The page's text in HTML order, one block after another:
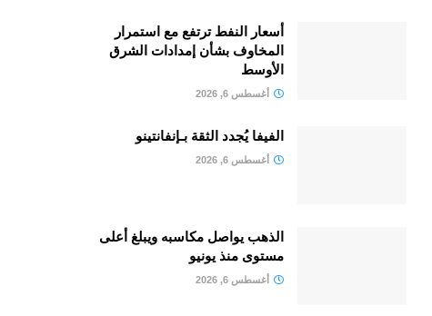
أسعار النفط ترتفع مع استمرار
المخاوف بشأن إمدادات الشرق
الأوسط
أغسطس 6, 2026
الفيفا يُجدد الثقة بـإنفانتينو
أغسطس 6, 2026
الذهب يواصل مكاسبه ويبلغ أعلى
مستوى منذ يونيو
أغسطس 6, 2026